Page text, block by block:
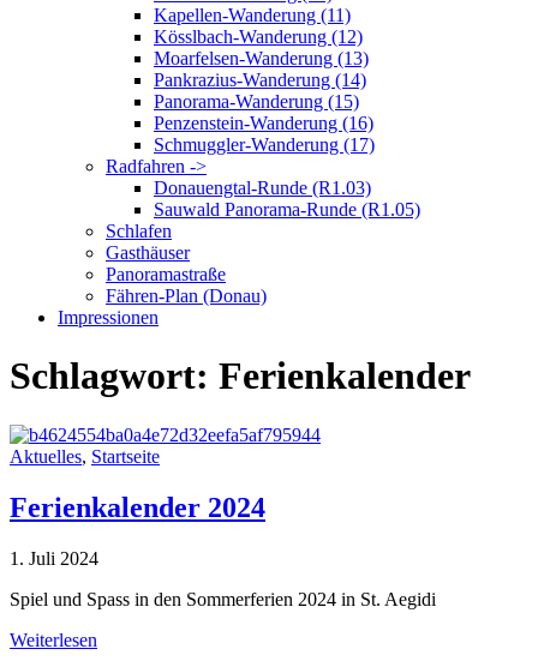
Kapellen-Wanderung (11)
Kösslbach-Wanderung (12)
Moarfelsen-Wanderung (13)
Pankrazius-Wanderung (14)
Panorama-Wanderung (15)
Penzenstein-Wanderung (16)
Schmuggler-Wanderung (17)
Radfahren ->
Donauengtal-Runde (R1.03)
Sauwald Panorama-Runde (R1.05)
Schlafen
Gasthäuser
Panoramastraße
Fähren-Plan (Donau)
Impressionen
Schlagwort: Ferienkalender
Aktuelles, Startseite
Ferienkalender 2024
1. Juli 2024
Spiel und Spass in den Sommerferien 2024 in St. Aegidi
Weiterlesen